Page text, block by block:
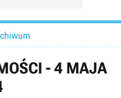
- 4 MAJA